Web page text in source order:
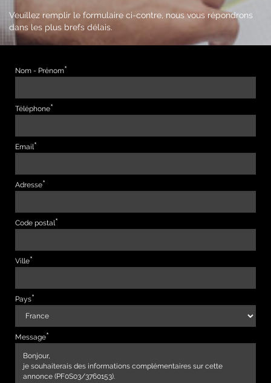
Veuillez remplir le formulaire ci-contre, nous vous répondrons
dans les plus brefs délais.
Nom - Prénom
Téléphone
Email
Adresse
Code postal
Ville
Pays
Message